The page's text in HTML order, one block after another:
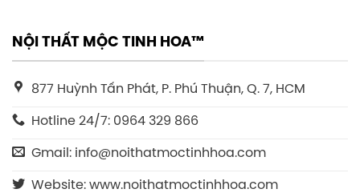
NỘI THẤT MỘC TINH HOA™
877 Huỳnh Tấn Phát, P. Phú Thuận, Q. 7, HCM
Hotline 24/7: 0964 329 866
Gmail: info@noithatmoctinhhoa.com
Website: www.noithatmoctinhhoa.com